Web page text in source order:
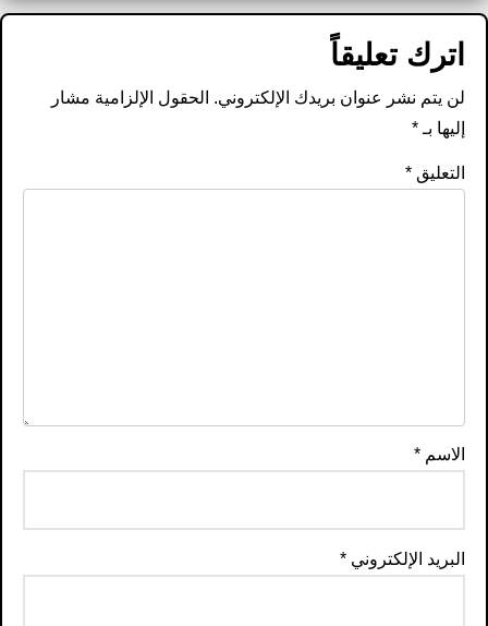
اترك تعليقاً
لن يتم نشر عنوان بريدك الإلكتروني. الحقول الإلزامية مشار
إليها بـ*
التعليق*
الاسم*
البريد الإلكتروني*